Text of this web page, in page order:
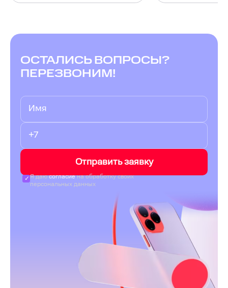
ОСТАЛИСЬ ВОПРОСЫ?
ПЕРЕЗВОНИМ!
Отправить заявку
Я даюсогласиена обработку своих
персональных данных